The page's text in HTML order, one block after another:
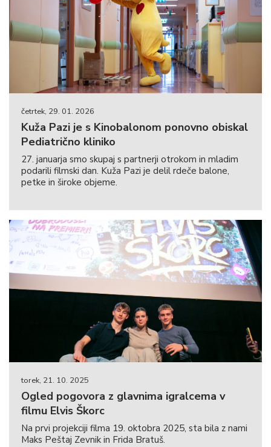
četrtek, 29. 01. 2026
Kuža Pazi je s Kinobalonom ponovno obiskal
Pediatrično kliniko
27. januarja smo skupaj s partnerji otrokom in mladim
podarili filmski dan. Kuža Pazi je delil rdeče balone,
petke in široke objeme.
torek, 21. 10. 2025
Ogled pogovora z glavnima igralcema v
filmu Elvis Škorc
Na prvi projekciji filma 19. oktobra 2025, sta bila z nami
Maks Peštaj Zevnik in Frida Bratuš.